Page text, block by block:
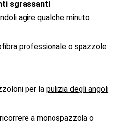
sgrassanti
agire qualche minuto
professionale o spazzole
per la pulizia degli angoli
a monospazzola o